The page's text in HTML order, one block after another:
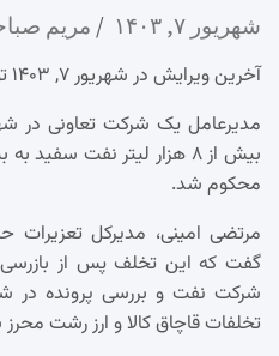
شهریور ۷, ۱۴۰۳ مریم
آخرین ویرایش در شهریور ۷, ۱۴۰۳ توسط
مدیرعامل یک شرکت تعاونی در
محکوم شد.
مرتضی امینی، مدیرکل تعزیرات
گفت که این تخلف پس از
شرکت نفت و بررسی پرونده در
تخلفات قاچاق کالا و ارز رشت